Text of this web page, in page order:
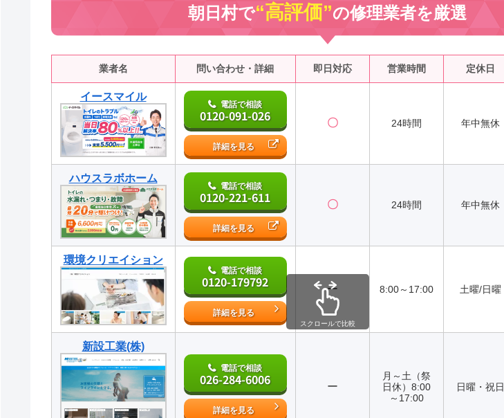
朝日村で“高評価”の修理業者を厳選
業者名 問い合わせ・詳細 即日対応 営業時間 定休日
イースマイル
電話で相談
0120-091-026
詳細を見る
〇 24時間 年中無休
ハウスラボホーム
電話で相談
0120-221-611
詳細を見る
〇 24時間 年中無休
環境クリエイション
電話で相談
0120-179792
詳細を見る
ー 8:00～17:00 土曜/日曜
新設工業(株)
電話で相談
026-284-6006
詳細を見る
ー
月～土（祭
日休）8:00
～17:00
日曜・祝日
スクロールで比較